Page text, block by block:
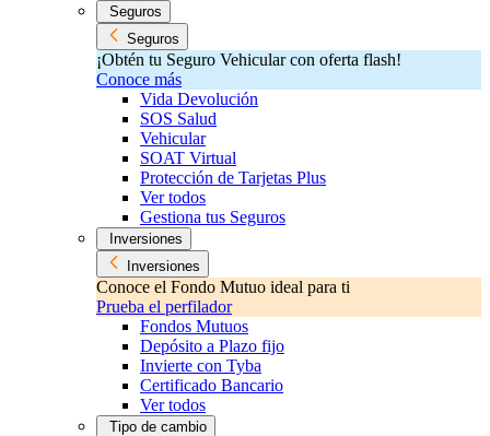
Seguros
Seguros
¡Obtén tu Seguro Vehicular con oferta flash!
Conoce más
Vida Devolución
SOS Salud
Vehicular
SOAT Virtual
Protección de Tarjetas Plus
Ver todos
Gestiona tus Seguros
Inversiones
Inversiones
Conoce el Fondo Mutuo ideal para ti
Prueba el perfilador
Fondos Mutuos
Depósito a Plazo fijo
Invierte con Tyba
Certificado Bancario
Ver todos
Tipo de cambio